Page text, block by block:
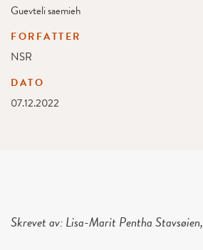
Guevteli saemieh
FORFATTER
NSR
DATO
07.12.2022
Skrevet av: Lisa-Marit Pentha Stavsøien,